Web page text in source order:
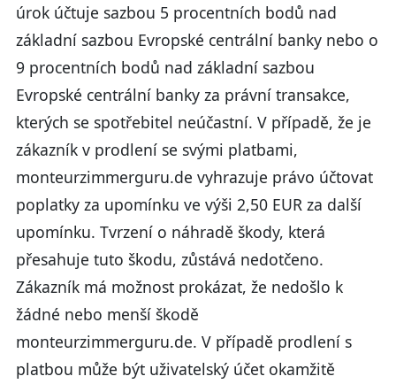
úrok účtuje sazbou 5 procentních bodů nad
základní sazbou Evropské centrální banky nebo o
9 procentních bodů nad základní sazbou
Evropské centrální banky za právní transakce,
kterých se spotřebitel neúčastní. V případě, že je
zákazník v prodlení se svými platbami,
monteurzimmerguru.de vyhrazuje právo účtovat
poplatky za upomínku ve výši 2,50 EUR za další
upomínku. Tvrzení o náhradě škody, která
přesahuje tuto škodu, zůstává nedotčeno.
Zákazník má možnost prokázat, že nedošlo k
žádné nebo menší škodě
monteurzimmerguru.de. V případě prodlení s
platbou může být uživatelský účet okamžitě